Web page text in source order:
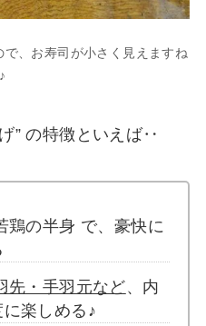
で、お寿司が小さく見えますね
♪
” の特徴といえば‥
鶏の半身 で、豪快に
先・手羽元など、内
楽しめる♪